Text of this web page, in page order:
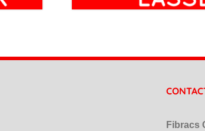
Fibracs